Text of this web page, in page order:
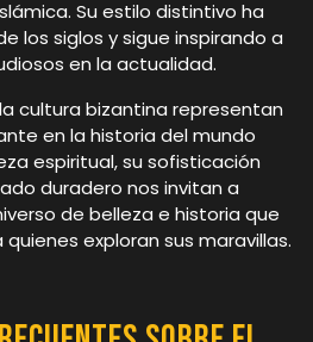
Su estilo distintivo ha
los siglos y sigue inspirando a
en la actualidad.
cultura bizantina representan
en la historia del mundo
espiritual, su sofisticación
duradero nos invitan a
de belleza e historia que
exploran sus maravillas.